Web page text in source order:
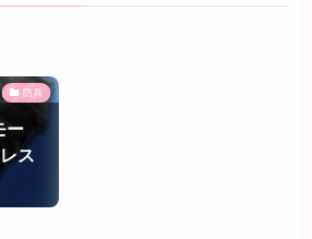
防具
ー
ス